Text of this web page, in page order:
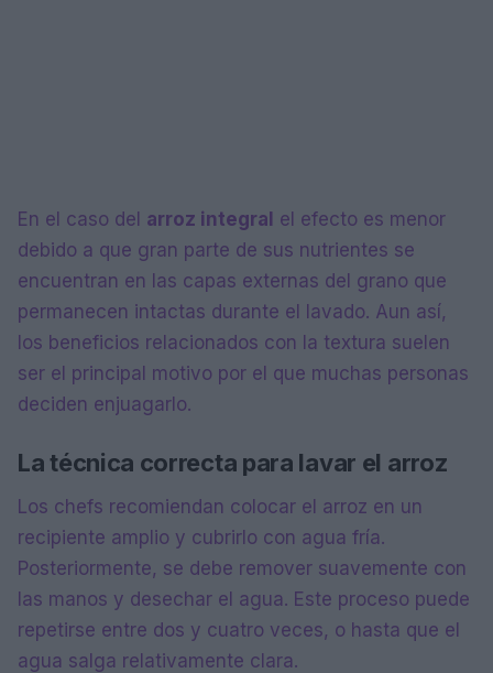
En el caso del arroz integral el efecto es menor
debido a que gran parte de sus nutrientes se
encuentran en las capas externas del grano que
permanecen intactas durante el lavado. Aun así,
los beneficios relacionados con la textura suelen
ser el principal motivo por el que muchas personas
deciden enjuagarlo.
La técnica correcta para lavar el arroz
Los chefs recomiendan colocar el arroz en un
recipiente amplio y cubrirlo con agua fría.
Posteriormente, se debe remover suavemente con
las manos y desechar el agua. Este proceso puede
repetirse entre dos y cuatro veces, o hasta que el
agua salga relativamente clara.